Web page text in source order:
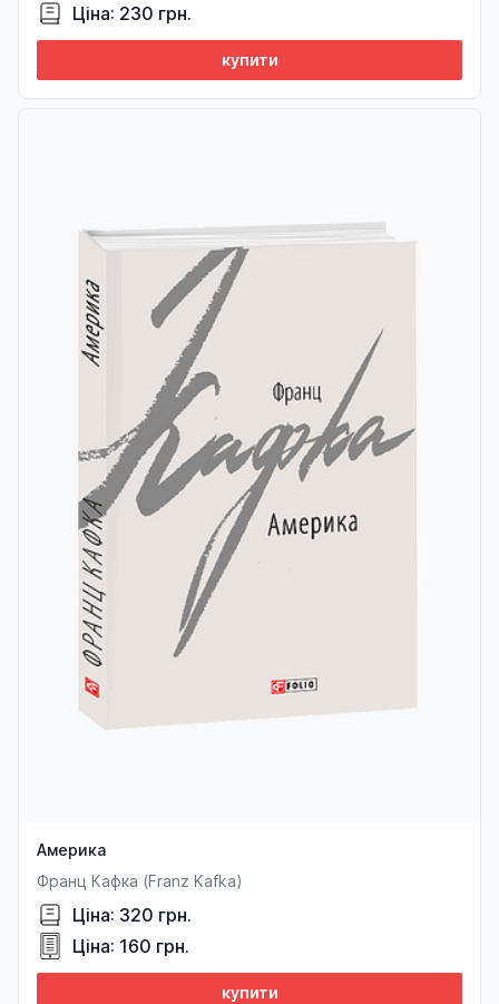
Ціна: 230 грн.
купити
Америка
Франц Кафка (Franz Kafka)
Ціна: 320 грн.
Ціна: 160 грн.
купити